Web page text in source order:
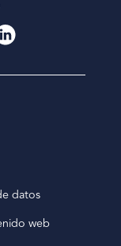
datos
web